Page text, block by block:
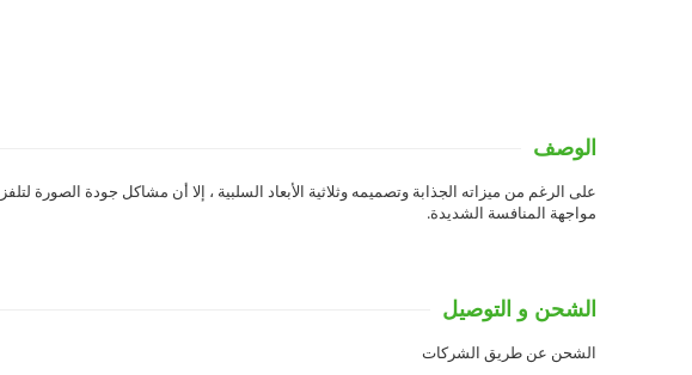
الوصف
مواجهة المنافسة الشديدة.
الشحن و التوصيل
الشحن عن طريق الشركات